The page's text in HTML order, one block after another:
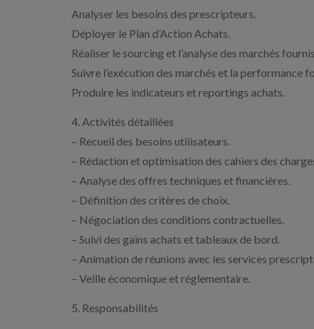
Analyser les besoins des prescripteurs.
Déployer le Plan d’Action Achats.
Réaliser le sourcing et l’analyse des marchés
Suivre l’exécution des marchés et la performance
Produire les indicateurs et reportings achats.
4. Activités détaillées
– Recueil des besoins utilisateurs.
– Rédaction et optimisation des cahiers des
– Analyse des offres techniques et financières.
– Définition des critères de choix.
– Négociation des conditions contractuelles.
– Suivi des gains achats et tableaux de bord.
– Animation de réunions avec les services
– Veille économique et réglementaire.
5. Responsabilités